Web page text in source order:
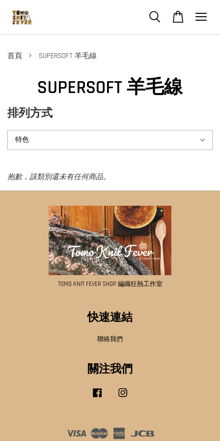
首頁 › SUPERSOFT 羊毛線
SUPERSOFT 羊毛線
排列方式
抱歉，該類別還未有任何商品。
TOMO KNIT FEVER SHOP 編織狂熱工作室
快速連結
聯絡我們
關注我們
Facebook
Visa Master
American